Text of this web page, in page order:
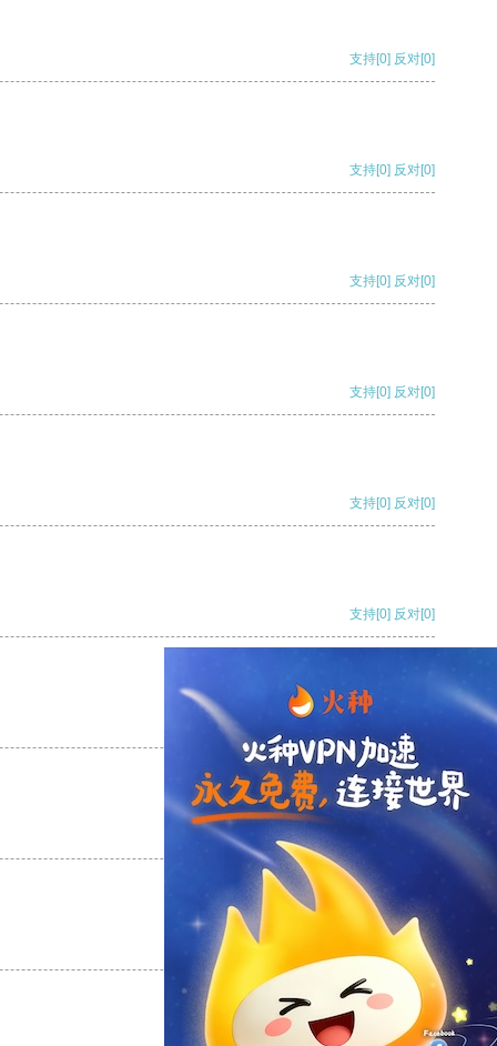
支持[0] 反对[0]
支持[0] 反对[0]
支持[0] 反对[0]
支持[0] 反对[0]
支持[0] 反对[0]
支持[0] 反对[0]
反对
反对[0]